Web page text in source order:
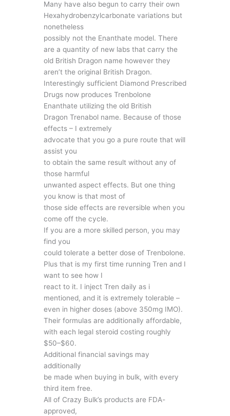
Many have also begun to carry their own
Hexahydrobenzylcarbonate variations but
nonetheless
possibly not the Enanthate model. There
are a quantity of new labs that carry the
old British Dragon name however they
aren’t the original British Dragon.
Interestingly sufficient Diamond Prescribed
Drugs now produces Trenbolone
Enanthate utilizing the old British
Dragon Trenabol name. Because of those
effects – I extremely
advocate that you go a pure route that will
assist you
to obtain the same result without any of
those harmful
unwanted aspect effects. But one thing
you know is that most of
those side effects are reversible when you
come off the cycle.
If you are a more skilled person, you may
find you
could tolerate a better dose of Trenbolone.
Plus that is my first time running Tren and I
want to see how I
react to it. I inject Tren daily as i
mentioned, and it is extremely tolerable –
even in higher doses (above 350mg IMO).
Their formulas are additionally affordable,
with each legal steroid costing roughly
$50–$60.
Additional financial savings may
additionally
be made when buying in bulk, with every
third item free.
All of Crazy Bulk’s products are FDA-
approved,